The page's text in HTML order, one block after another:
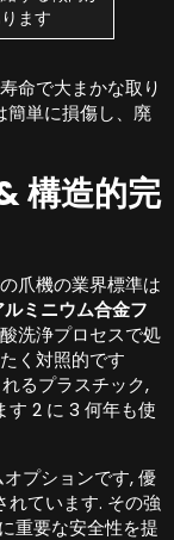
ます
命で大まかな取り
簡単に損傷し、廃
構造的完
爪機の業界標準は
ミニウム合金フ
洗浄プロセスで処
く対照的です
るプラスチック,
す 2 に 3 何年も使
プションです, 優
ています. その強
重要な安全性を提